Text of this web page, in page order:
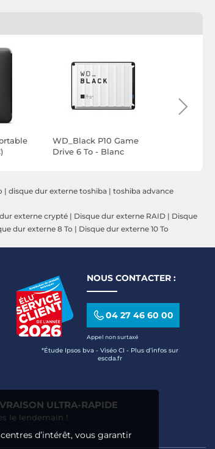
WD_Black P10 Game
Drive 6 To - Blanc
| disque dur externe toshiba | toshiba advance
externe crypté | Disque dur externe RAID | Disque
dur externe 8 To | Disque dur externe 10 To
NOUS CONTACTER :
04 27 46 60 00
Appel non surtaxé
*Étude Ipsos bva - Viséo CI - Plus d’infos sur
escda.fr
ULTRA-RAPIDE
le lendemain !
d’intérêt, vous garantir